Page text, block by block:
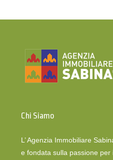
Chi Siamo
L’ Agenzia Immobiliare
e fondata sulla passione